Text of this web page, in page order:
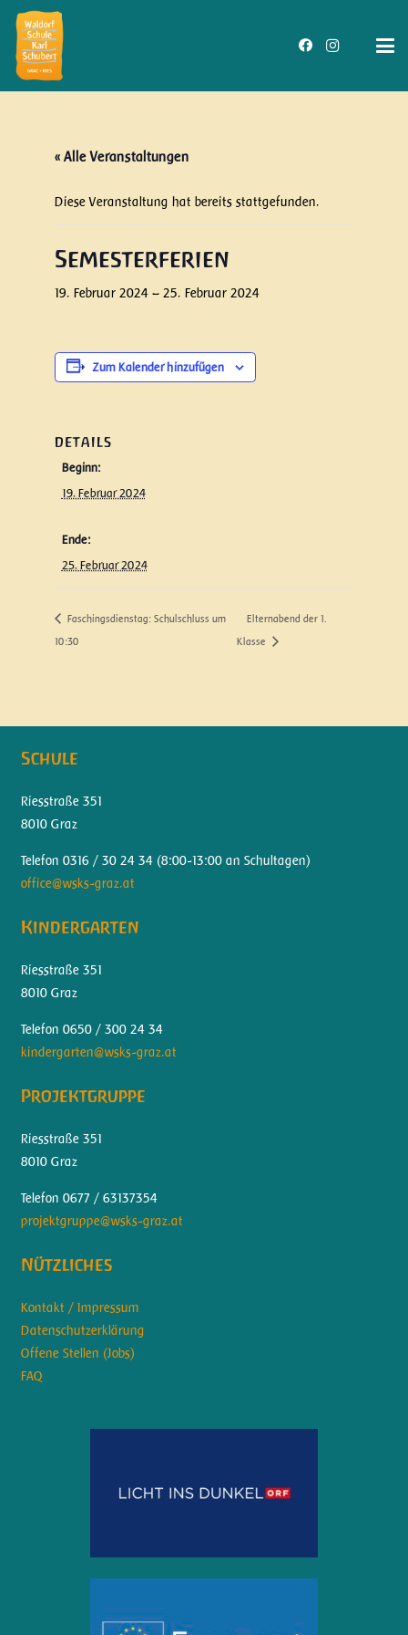
« Alle Veranstaltungen
Diese Veranstaltung hat bereits stattgefunden.
Semesterferien
19. Februar 2024 – 25. Februar 2024
Zum Kalender hinzufügen
DETAILS
Beginn:
19. Februar 2024
Ende:
25. Februar 2024
Faschingsdienstag: Schulschluss um
10:30
Elternabend der 1.
Klasse
Schule
Riesstraße 351
8010 Graz
Telefon 0316 / 30 24 34 (8:00-13:00 an Schultagen)
office@wsks-graz.at
Kindergarten
Riesstraße 351
8010 Graz
Telefon 0650 / 300 24 34
kindergarten@wsks-graz.at
Projektgruppe
Riesstraße 351
8010 Graz
Telefon 0677 / 63137354
projektgruppe@wsks-graz.at
Nützliches
Kontakt / Impressum
Datenschutzerklärung
Offene Stellen (Jobs)
FAQ